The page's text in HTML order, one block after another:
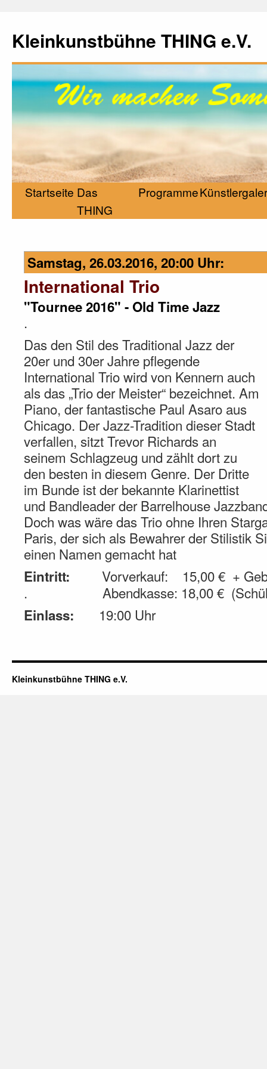
Kleinkunstbühne THING e.V.
Startseite Das
THING
Programme
Samstag, 26.03.2016, 20:00 Uhr:
International Trio
"Tournee 2016" - Old Time Jazz
.
Das den Stil des Traditional Jazz der
20er und 30er Jahre pflegende
International Trio wird von Kennern auch
als das „Trio der Meister“ bezeichnet. Am
Piano, der fantastische Paul Asaro aus
Chicago. Der Jazz-Tradition dieser Stadt
verfallen, sitzt Trevor Richards an
seinem Schlagzeug und zählt dort zu
den besten in diesem Genre. Der Dritte
im Bunde ist der bekannte Klarinettist
und Bandleader der Barrelhouse
Doch was wäre das Trio ohne Ihren
Paris, der sich als Bewahrer der Stilistik
einen Namen gemacht hat
Eintritt: Vorverkauf: 15,00 € +
. Abendkasse: 18,00 €
Einlass: 19:00 Uhr
Kleinkunstbühne THING e.V.